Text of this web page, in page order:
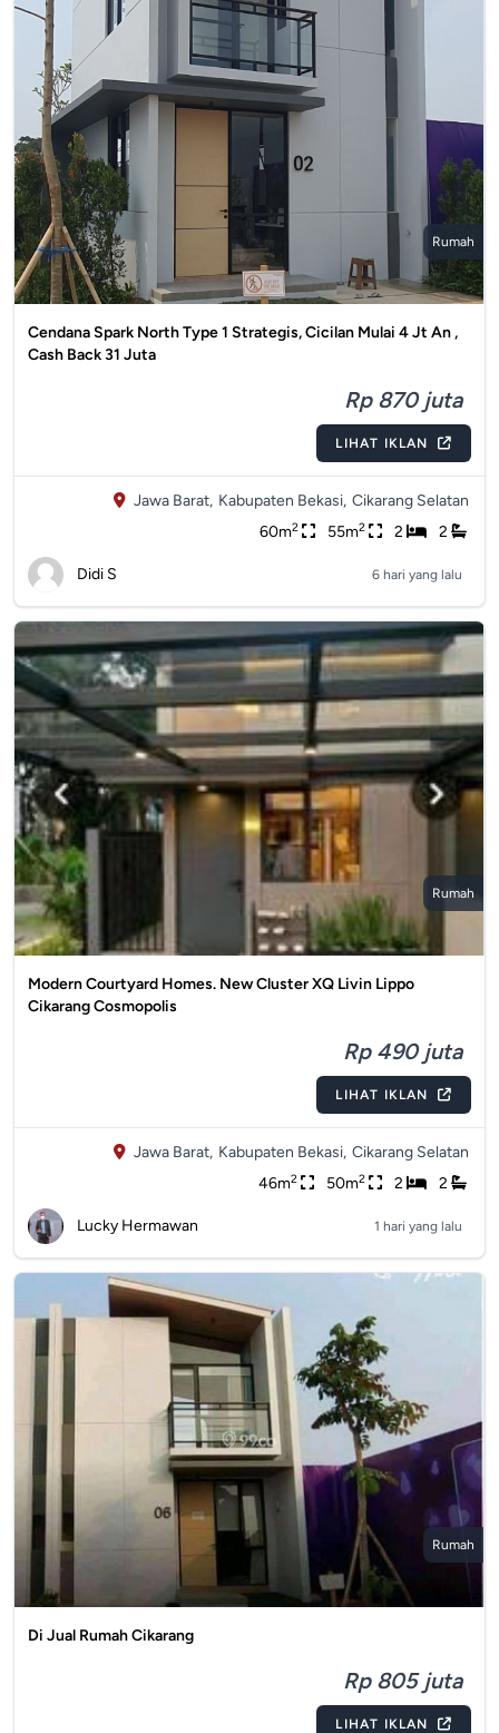
Rumah
Cendana Spark North Type 1 Strategis, Cicilan Mulai 4 Jt An ,
Cash Back 31 Juta
Rp 870 juta
LIHAT IKLAN
Jawa Barat, Kabupaten Bekasi, Cikarang Selatan
60m2 55m2 2 2
Didi S 6 hari yang lalu
Rumah
Modern Courtyard Homes. New Cluster XQ Livin Lippo
Cikarang Cosmopolis
Rp 490 juta
LIHAT IKLAN
Jawa Barat, Kabupaten Bekasi, Cikarang Selatan
46m2 50m2 2 2
Lucky Hermawan 1 hari yang lalu
Rumah
Di Jual Rumah Cikarang
Rp 805 juta
LIHAT IKLAN